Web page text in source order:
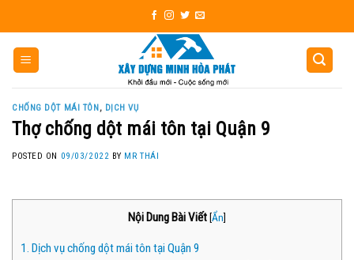
to
content
CHỐNG DỘT MÁI TÔN, DỊCH VỤ
Thợ chống dột mái tôn tại Quận 9
POSTED ON 09/03/2022 BY MR THÁI
Nội Dung Bài Viết[Ẩn]
1. Dịch vụ chống dột mái tôn tại Quận 9